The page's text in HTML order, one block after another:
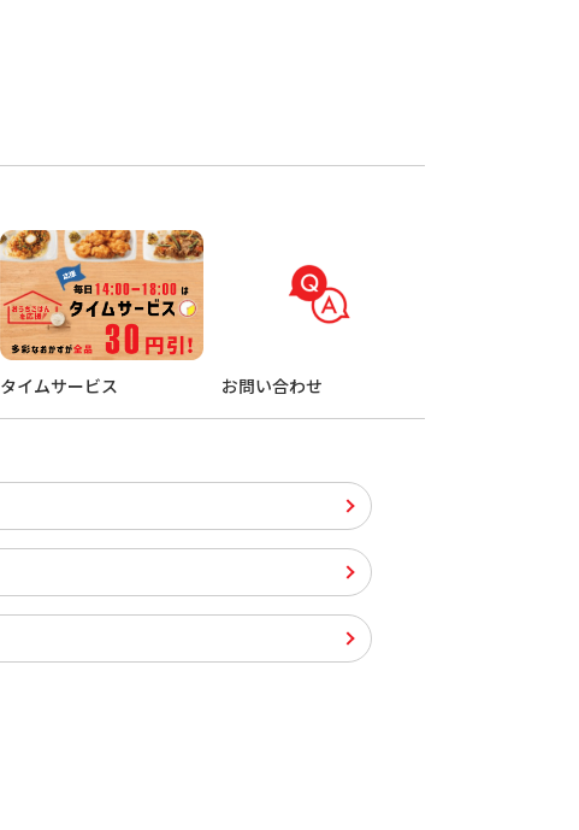
タイムサービス お問い合わせ